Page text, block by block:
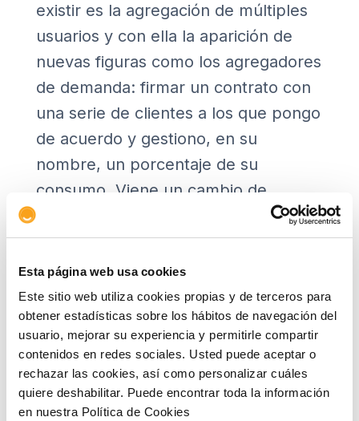
Esta página web usa cookies
Este sitio web utiliza cookies propias y de terceros para
obtener estadísticas sobre los hábitos de navegación del
usuario, mejorar su experiencia y permitirle compartir
contenidos en redes sociales. Usted puede aceptar o
rechazar las cookies, así como personalizar cuáles
quiere deshabilitar. Puede encontrar toda la información
en nuestra Política de Cookies
existir es la agregación de múltiples
usuarios y con ella la aparición de
nuevas figuras como los agregadores
de demanda: firmar un contrato con
una serie de clientes a los que pongo
de acuerdo y gestiono, en su
nombre, un porcentaje de su
consumo. Viene un cambio de
sistema, pero solo llegará de la mano
de la digitalización porque
necesitaremos sensorizar la red, que
los contadores eléctricos sean
digitales, es decir, sistemas que nos
permiten tener la trazabilidad
necesaria.
Implicará nuevas tecnologías, más